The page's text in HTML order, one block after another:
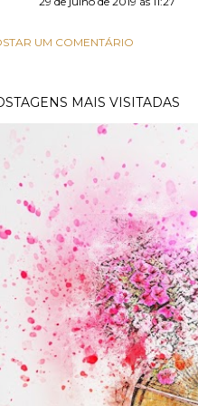
UM COMENTÁRIO
MAIS VISITADAS